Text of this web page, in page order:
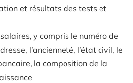
et résultats des tests et
y compris le numéro de
l’ancienneté, l’état civil, le
la composition de la